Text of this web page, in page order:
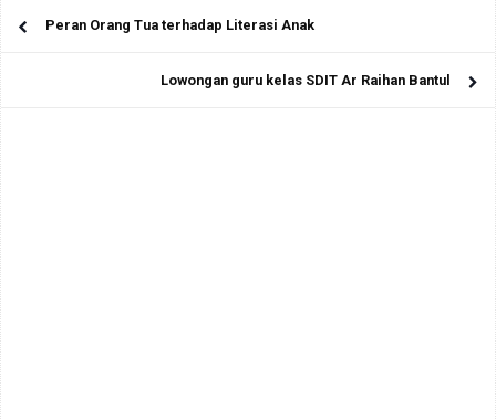
Peran Orang Tua terhadap Literasi Anak
Lowongan guru kelas SDIT Ar Raihan Bantul